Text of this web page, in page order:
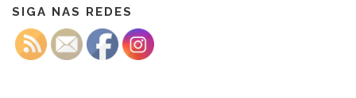
SIGA NAS REDES